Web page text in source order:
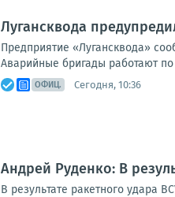
Лугансквода
Предприятие «Лугансквода»
Аварийные бригады работают
ОФИЦ. Сегодня, 10:36
Андрей Руденко: В
В результате ракетного удара